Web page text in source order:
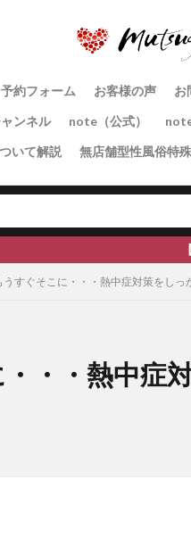
予約フォーム お客様の声 お
ンネル note（公式）
いて解説 無店舗型性風俗特
【最新の空き状況は公式Xを
すぐそこに・・・熱中症対策をしっ
・・熱中症